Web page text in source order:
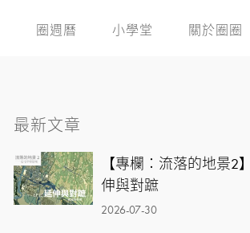
圈週曆 小學堂 關於圈圈
最新文章
【專欄：流落的地景2
伸與對蹠
2026-07-30